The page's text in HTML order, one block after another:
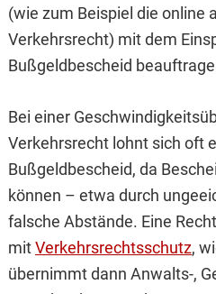
(wie zum Beispiel die online
Verkehrsrecht) mit dem
Bußgeldbescheid
Bei einer
Verkehrsrecht lohnt sich oft
Bußgeldbescheid, da
können – etwa durch
falsche Abstände. Eine
mitVerkehrsrechtsschutz,
übernimmt dann Anwalts-,